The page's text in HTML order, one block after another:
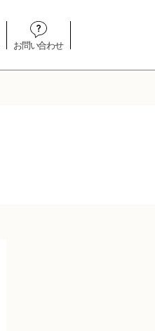
お問い合わせ